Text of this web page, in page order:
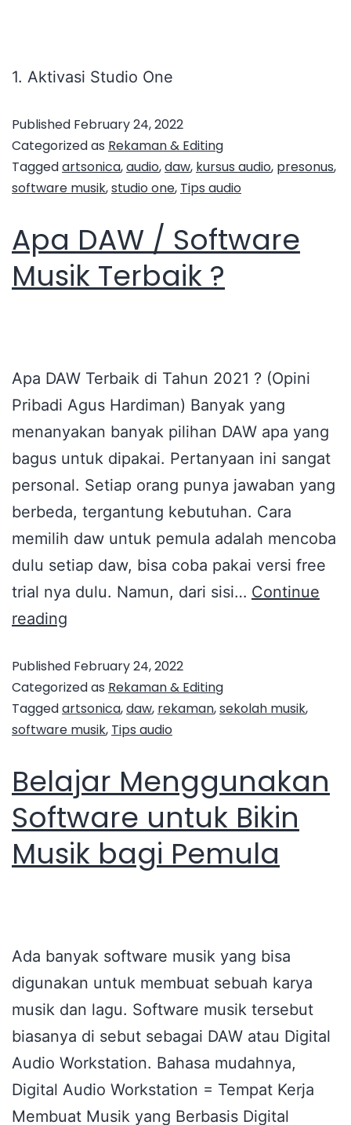
1. Aktivasi Studio One
Published February 24, 2022
Categorized as Rekaman & Editing
Taggedartsonica,audio,daw, kursus audio, presonus,
software musik,studio one, Tips audio
Apa DAW / Software
Musik Terbaik ?
Apa DAW Terbaik di Tahun 2021 ? (Opini
Pribadi Agus Hardiman) Banyak yang
menanyakan banyak pilihan DAW apa yang
bagus untuk dipakai. Pertanyaan ini sangat
personal. Setiap orang punya jawaban yang
berbeda, tergantung kebutuhan. Cara
memilih daw untuk pemula adalah mencoba
dulu setiap daw, bisa coba pakai versi free
trial nya dulu. Namun, dari sisi… Continue
reading
Published February 24, 2022
Categorized as Rekaman & Editing
Taggedartsonica,daw, rekaman,sekolah musik,
software musik, Tips audio
Belajar Menggunakan
Software untuk Bikin
Musik bagi Pemula
Ada banyak software musik yang bisa
digunakan untuk membuat sebuah karya
musik dan lagu. Software musik tersebut
biasanya di sebut sebagai DAW atau Digital
Audio Workstation. Bahasa mudahnya,
Digital Audio Workstation = Tempat Kerja
Membuat Musik yang Berbasis Digital